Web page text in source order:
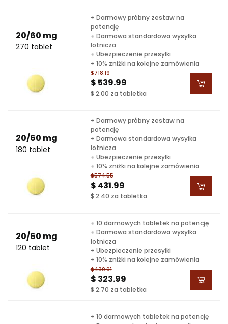
20/60 mg
270 tablet
$718.19
$ 539.99
$ 2.00 za tabletka
+ Darmowy próbny zestaw na
potencję
+ Darmowa standardowa wysyłka
lotnicza
+ Ubezpieczenie przesyłki
+ 10% zniżki na kolejne zamówienia
20/60 mg
180 tablet
$574.55
$ 431.99
$ 2.40 za tabletka
+ Darmowy próbny zestaw na
potencję
+ Darmowa standardowa wysyłka
lotnicza
+ Ubezpieczenie przesyłki
+ 10% zniżki na kolejne zamówienia
20/60 mg
120 tablet
$430.91
$ 323.99
$ 2.70 za tabletka
+ 10 darmowych tabletek na potencję
+ Darmowa standardowa wysyłka
lotnicza
+ Ubezpieczenie przesyłki
+ 10% zniżki na kolejne zamówienia
+ 10 darmowych tabletek na potencję